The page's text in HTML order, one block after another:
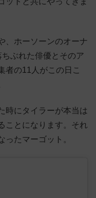
、ホーソーンのオーナ
ぶれた俳優とそのア
者の11人がこの日こ
時にタイラーが本当は
ことになります。それ
ったマーゴット。